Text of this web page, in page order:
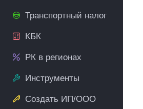
Транспортный налог
КБК
РК в регионах
Инструменты
Создать ИП/ООО